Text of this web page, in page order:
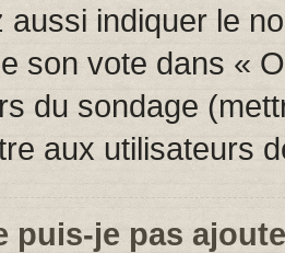
aussi indiquer le
son vote dans «
du sondage
aux utilisateurs
puis-je pas